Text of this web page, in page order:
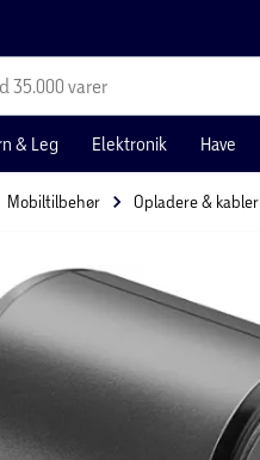
35.000 varer
& Leg Elektronik Have
Mobiltilbehør Opladere & kabler